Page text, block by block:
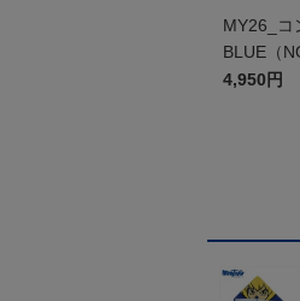
MY26_コ
BLUE（
4,950円